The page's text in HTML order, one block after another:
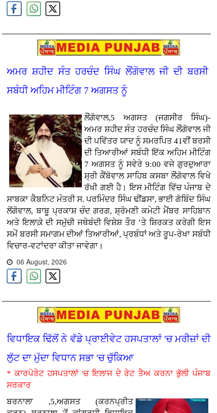
ਅਮਰ ਸ਼ਹੀਦ ਸੰਤ ਹਰਚੰਦ ਸਿੰਘ ਲੌਂਗੋਵਾਲ ਜੀ ਦੀ ਬਰਸੀ
ਸਬੰਧੀ ਅਹਿਮ ਮੀਟਿੰਗ 7 ਅਗਸਤ ਨੂੰ
ਲੌਂਗੋਵਾਲ,5 ਅਗਸਤ (ਜਗਸੀਰ ਸਿੰਘ)-
ਅਮਰ ਸ਼ਹੀਦ ਸੰਤ ਹਰਚੰਦ ਸਿੰਘ ਲੌਂਗੋਵਾਲ ਜੀ
ਦੀ ਪਵਿੱਤਰ ਯਾਦ ਨੂੰ ਸਮਰਪਿਤ 41ਵੀਂ ਬਰਸੀ
ਦੀ ਤਿਆਰੀਆਂ ਸਬੰਧੀ ਇੱਕ ਅਹਿਮ ਮੀਟਿੰਗ
7 ਅਗਸਤ ਨੂੰ ਸਵੇਰੇ 9:00 ਵਜੇ ਗੁਰਦੁਆਰਾ
ਸ਼੍ਰੀ ਕੈਂਬੋਵਾਲ ਸਾਹਿਬ ਕਸਬਾ ਲੌਂਗੋਵਾਲ ਵਿਖੇ
ਰੱਖੀ ਗਈ ਹੈ। ਇਸ ਮੀਟਿੰਗ ਵਿੱਚ ਪੰਜਾਬ ਦੇ
ਸਾਬਕਾ ਕੈਬਨਿਟ ਮੰਤਰੀ ਸ. ਪਰਮਿੰਦਰ ਸਿੰਘ ਢੀਂਡਸਾ, ਭਾਈ ਗੋਬਿੰਦ ਸਿੰਘ
ਲੋਂਗੋਵਾਲ, ਬਾਬੂ ਪ੍ਰਕਾਸ਼ ਚੰਦ ਗਰਗ, ਸ਼੍ਰੋਮਣੀ ਕਮੇਟੀ ਮੈਂਬਰ ਸਾਹਿਬਾਨ
ਅਤੇ ਇਲਾਕ਼ੇ ਦੀ ਸਮੁੱਚੀ ਜਥੇਬੰਦੀ ਵਿਸ਼ੇਸ਼ ਤੌਰ ’ਤੇ ਸ਼ਿਰਕਤ ਕਰੇਗੀ ਇਸ
ਸਮੇਂ ਬਰਸੀ ਸਮਾਗਮ ਦੀਆਂ ਤਿਆਰੀਆਂ, ਪ੍ਰਬੰਧਾਂ ਅਤੇ ਰੂਪ-ਰੇਖਾ ਸਬੰਧੀ
ਵਿਚਾਰ-ਵਟਾਂਦਰਾ ਕੀਤਾ ਜਾਵੇਗਾ।
06 August, 2026
ਵਿਧਾਇਕ ਢਿੱਲੋਂ ਨੇ ਵੱਡੇ ਪ੍ਰਾਈਵੇਟ ਹਸਪਤਾਲਾਂ 'ਚ ਮਰੀਜ਼ਾਂ ਦੀ
ਲੁੱਟ ਦਾ ਮੁੱਦਾ ਵਿਧਾਨ ਸਭਾ 'ਚ ਚੁੱਕਿਆ
* ਕਾਰਪੋਰੇਟ ਹਸਪਤਾਲਾਂ 'ਚ ਇਲਾਜ ਦੇ ਰੇਟ ਤੈਅ ਕਰਨਾ ਭੁੱਲੀ ਪੰਜਾਬ
ਸਰਕਾਰ
ਬਰਨਾਲਾ ,5,ਅਗਸਤ (ਕਰਨਪ੍ਰੀਤ